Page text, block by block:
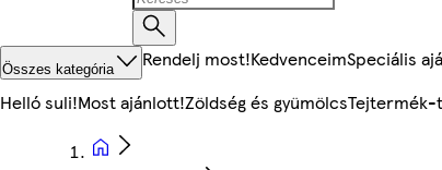
Összes kategória Rendelj most!KedvenceimSpeciális
Helló suli!Most ajánlott!Zöldség és gyümölcsTejtermék-